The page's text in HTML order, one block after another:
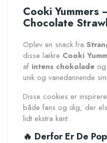
Cooki Yummers
Chocolate
Oplev en snack fra
disse lækre Cooki
af intens chokolade og
unik og vanedannende
Disse cookies er
både fans og dig, der
lidt ekstra kant.
🔥 Derfor Er De